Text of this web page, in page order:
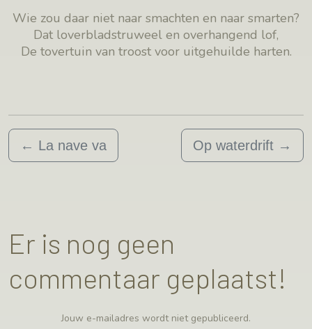
Wie zou daar niet naar smachten en naar smarten?
Dat loverbladstruweel en overhangend lof,
De tovertuin van troost voor uitgehuilde harten.
← La nave va Op waterdrift →
Er is nog geen
commentaar geplaatst!
Jouw e-mailadres wordt niet gepubliceerd.